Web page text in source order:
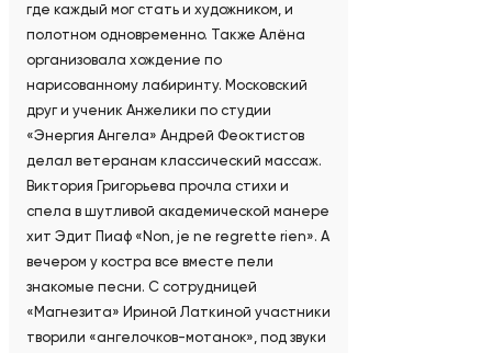
где каждый мог стать и художником, и
полотном одновременно. Также Алёна
организовала хождение по
нарисованному лабиринту. Московский
друг и ученик Анжелики по студии
«Энергия Ангела» Андрей Феоктистов
делал ветеранам классический массаж.
Виктория Григорьева прочла стихи и
спела в шутливой академической манере
хит Эдит Пиаф «Non, je ne regrette rien». А
вечером у костра все вместе пели
знакомые песни. С сотрудницей
«Магнезита» Ириной Латкиной участники
творили «ангелочков-мотанок», под звуки